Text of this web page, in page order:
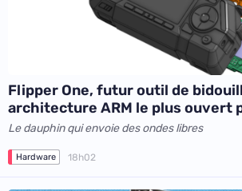
Flipper One, futur outil de
architecture ARM le plus ouvert
Le dauphin qui envoie des ondes libres
Hardware 18h02